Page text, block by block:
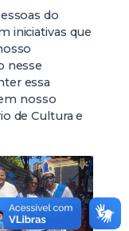
do
iniciativas que
nesse
essa
nosso
de Cultura e